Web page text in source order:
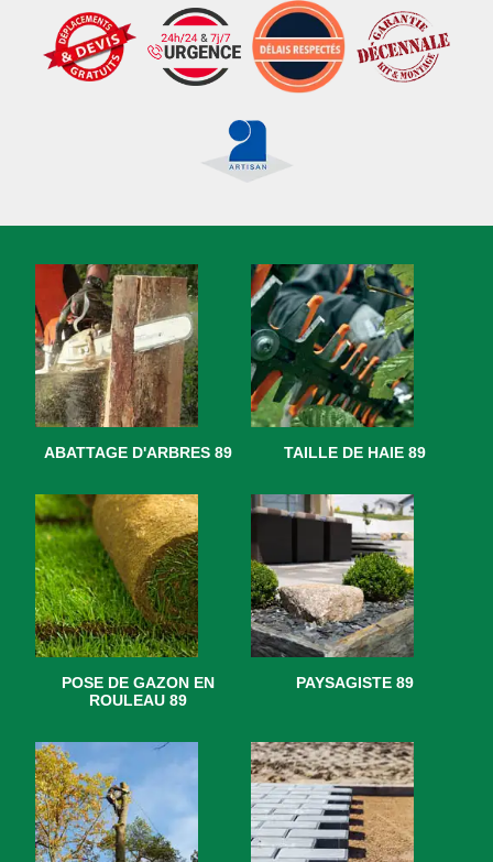
ABATTAGE D'ARBRES 89 TAILLE DE HAIE 89
POSE DE GAZON EN
ROULEAU 89
PAYSAGISTE 89